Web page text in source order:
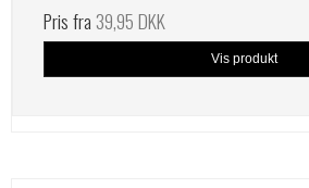
Pris fra 39,95 DKK
Vis produkt